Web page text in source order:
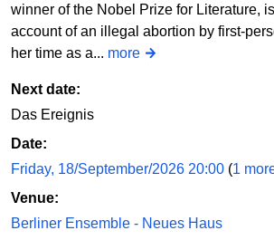
winner of the Nobel Prize for Literature,
account of an illegal abortion by first-
her time as a... more
Next date:
Das Ereignis
Date:
Friday, 18/September/2026 20:00 (1
Venue:
Berliner Ensemble - Neues Haus